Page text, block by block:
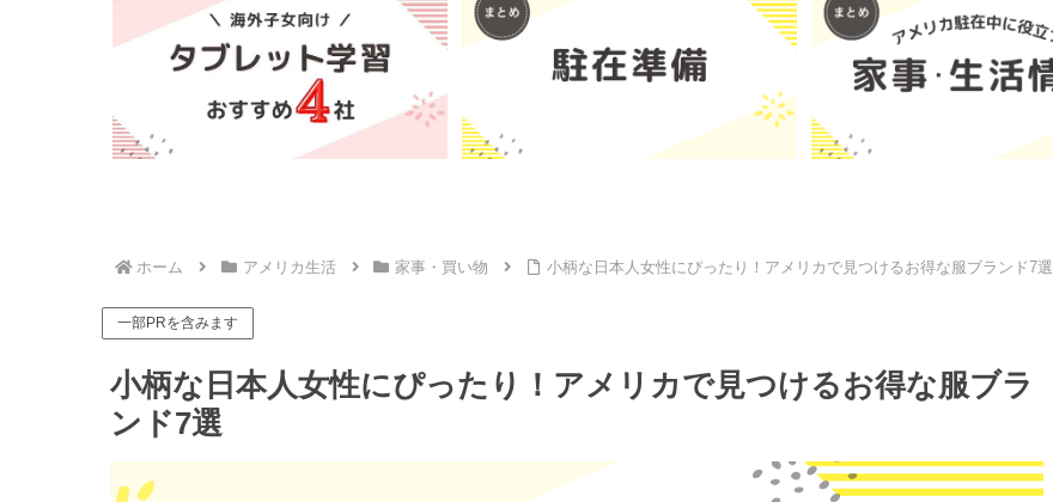
ホーム アメリカ生活 家事・買い物 小柄な日本人女性にぴったり！アメリカで見つけるお得な服ブランド7選
一部PRを含みます
小柄な日本人女性にぴったり！アメリカで見つけるお得な服ブラ
ンド7選